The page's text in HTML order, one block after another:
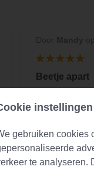
Beetje apart
fenegriek-
instellingen
gebruiken cookies
te analyseren.